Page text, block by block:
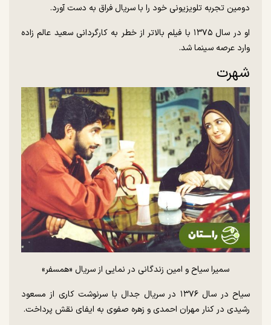
دومین تجربه تلویزیونی خود را با سریال فراق به دست آورد.
او در سال ۱۳۷۵ با فیلم بالاتر از خطر به کارگردانی سعید عالم زاده
وارد عرصه سینما شد.
شهرت
سمیرا سیاح و امین زندگانی در نمایی از سریال «همسفر»
سیاح در سال ۱۳۷۶ در سریال جدال با سرنوشت کاری از مسعود
رشیدی در کنار مهران احمدی و زهره صفوی به ایفای نقش پرداخت.